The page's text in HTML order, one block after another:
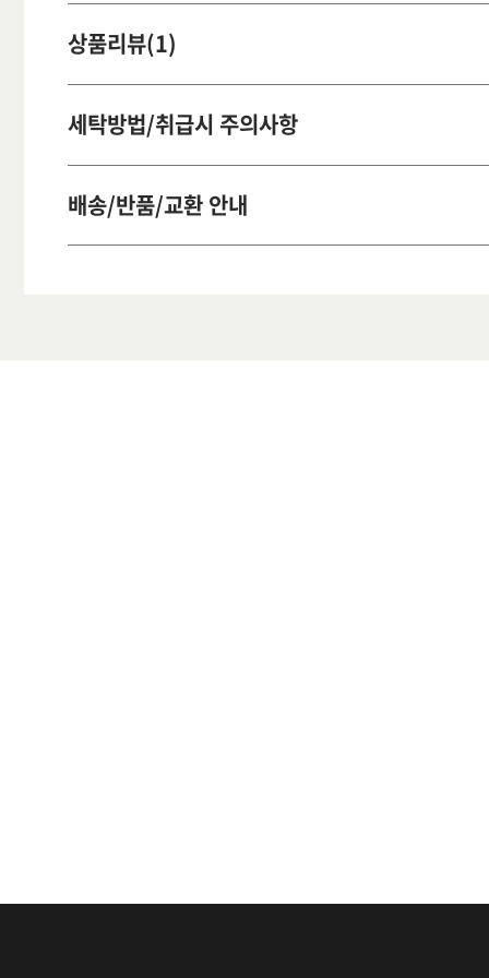
상품리뷰(1)
세탁방법/취급시 주의사항
배송/반품/교환 안내